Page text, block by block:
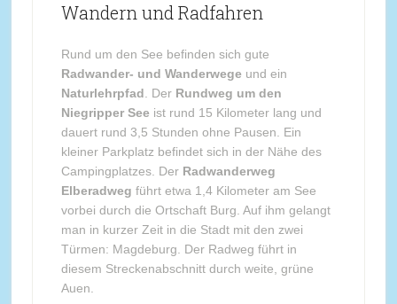
Wandern und Radfahren
Rund um den See befinden sich gute
Radwander- und Wanderwege und ein
Naturlehrpfad . Der Rundweg um den
Niegripper See ist rund 15 Kilometer lang und
dauert rund 3,5 Stunden ohne Pausen. Ein
kleiner Parkplatz befindet sich in der Nähe des
Campingplatzes. Der Radwanderweg
Elberadweg führt etwa 1,4 Kilometer am See
vorbei durch die Ortschaft Burg. Auf ihm gelangt
man in kurzer Zeit in die Stadt mit den zwei
Türmen: Magdeburg. Der Radweg führt in
diesem Streckenabschnitt durch weite, grüne
Auen.